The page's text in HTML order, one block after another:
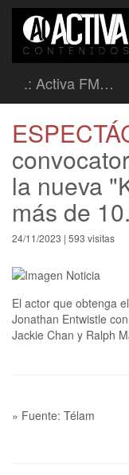
.: Activa FM…
la nueva
más de
24/11/2023 | 593 visitas
El actor que obtenga
Jonathan Entwistle
Jackie Chan y Ralph
» Fuente: Télam